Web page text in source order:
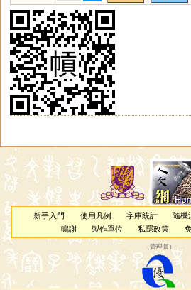
新手入門 使用凡例 字庫統計 隨機
鳴謝
製作單位 私隱政策
（管理員 ）